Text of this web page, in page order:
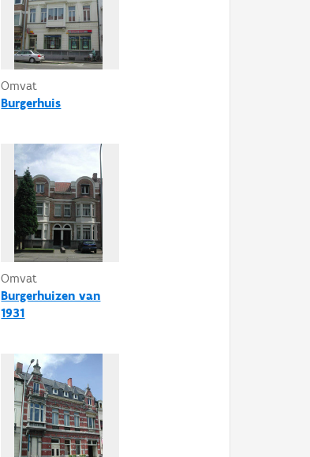
Omvat
Burgerhuis
Omvat
Burgerhuizen van
1931